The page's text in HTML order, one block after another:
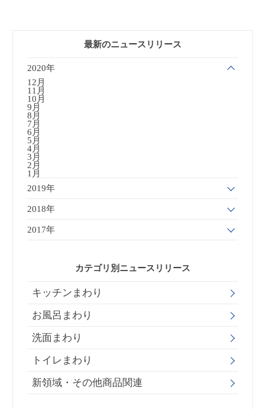
最新のニュースリリース
2020年
12月
11月
10月
9月
8月
7月
6月
5月
4月
3月
2月
1月
2019年
2018年
2017年
カテゴリ別ニュースリリース
キッチンまわり
お風呂まわり
洗面まわり
トイレまわり
新領域・その他商品関連